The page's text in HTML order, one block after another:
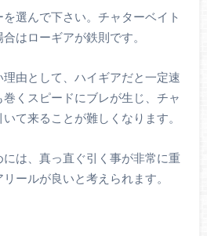
選んで下さい。チャターベイト
はローギアが鉄則です。
由として、ハイギアだと一定速
くスピードにブレが生じ、チャ
て来ることが難しくなります。
は、真っ直ぐ引く事が非常に重
ールが良いと考えられます。